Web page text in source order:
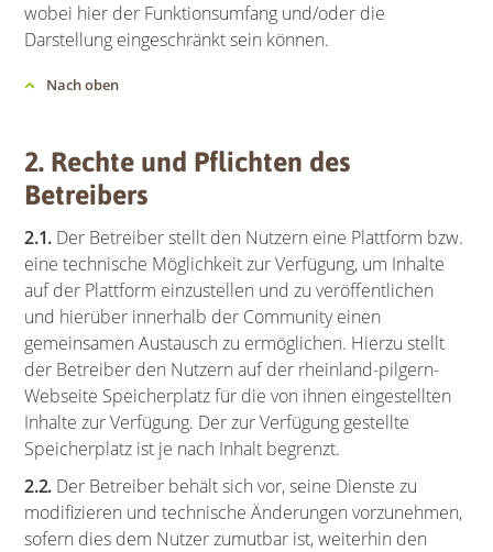
wobei hier der Funktionsumfang und/oder die
Darstellung eingeschränkt sein können.
Nach oben
2. Rechte und Pflichten des
Betreibers
2.1.Der Betreiber stellt den Nutzern eine Plattform bzw.
eine technische Möglichkeit zur Verfügung, um Inhalte
auf der Plattform einzustellen und zu veröffentlichen
und hierüber innerhalb der Community einen
gemeinsamen Austausch zu ermöglichen. Hierzu stellt
der Betreiber den Nutzern auf der rheinland-pilgern-
Webseite Speicherplatz für die von ihnen eingestellten
Inhalte zur Verfügung. Der zur Verfügung gestellte
Speicherplatz ist je nach Inhalt begrenzt.
2.2.Der Betreiber behält sich vor, seine Dienste zu
modifizieren und technische Änderungen vorzunehmen,
sofern dies dem Nutzer zumutbar ist, weiterhin den